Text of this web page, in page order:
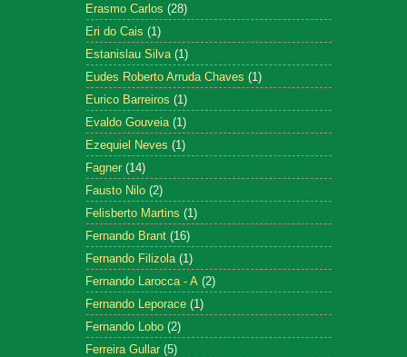
Erasmo Carlos (28)
Eri do Cais (1)
Estanislau Silva (1)
Eudes Roberto Arruda Chaves (1)
Eurico Barreiros (1)
Evaldo Gouveia (1)
Ezequiel Neves (1)
Fagner (14)
Fausto Nilo (2)
Felisberto Martins (1)
Fernando Brant (16)
Fernando Filizola (1)
Fernando Larocca - A (2)
Fernando Leporace (1)
Fernando Lobo (2)
Ferreira Gullar (5)